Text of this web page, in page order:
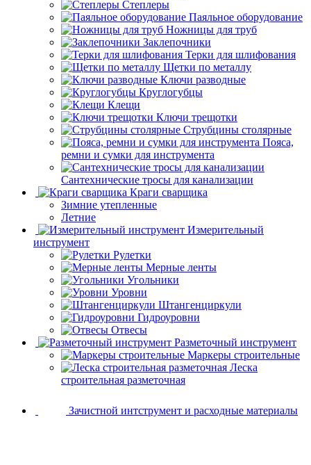
Степлеры
Паяльное оборудование
Ножницы для труб
Заклепочники
Терки для шлифования
Щетки по металлу
Ключи разводные
Круглогубцы
Клещи
Ключи трещотки
Струбцины столярные
Пояса,
ремни и сумки для инструмента
Сантехнические тросы для канализации
Краги сварщика
Зимние утепленные
Летние
Измерительный
инструмент
Рулетки
Мерные ленты
Угольники
Уровни
Штангенциркули
Гидроуровни
Отвесы
Разметочный инструмент
Маркеры строительные
Леска
строительная разметочная
Зачистной интструмент и расходные материалы